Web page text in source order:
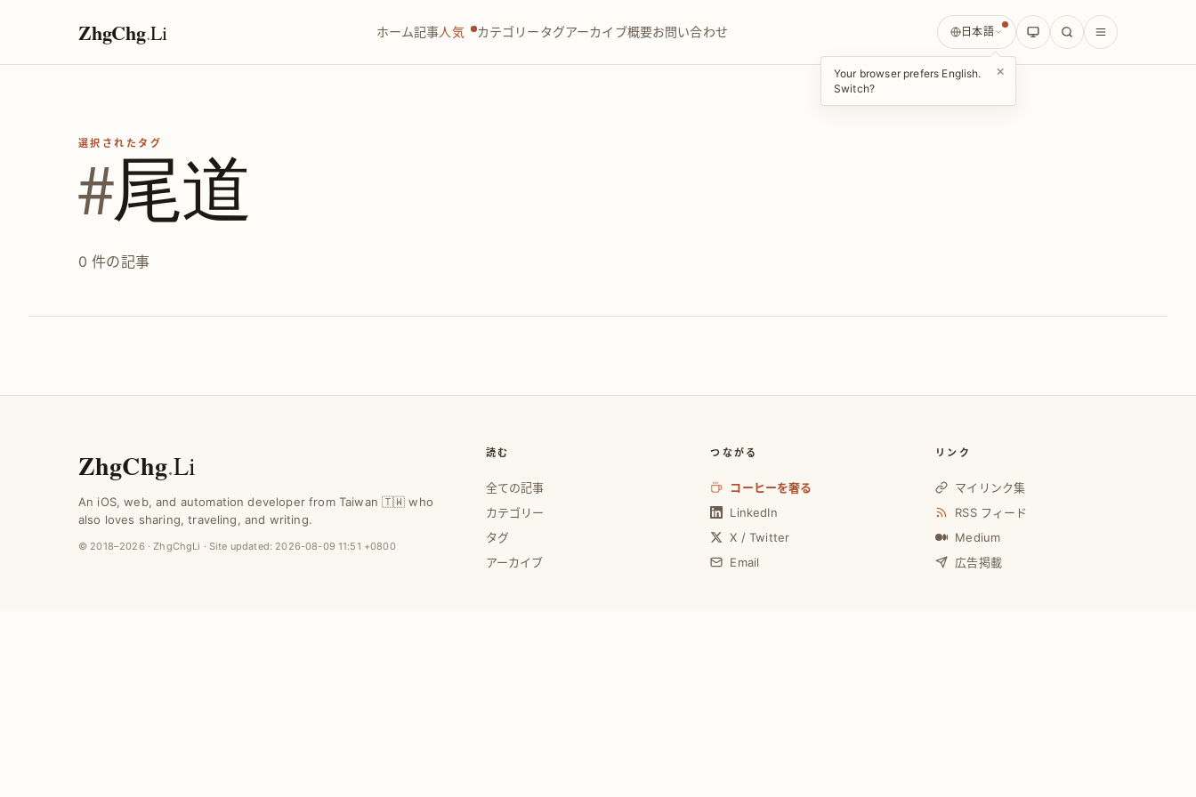
ZhgChg.Li ホーム記事人気 カテゴリータグアーカイブ概要お問い合わせ 日本語
Your browser prefers English.
Switch?
×
選択されたタグ
#尾道
0 件の記事
ZhgChg.Li
An iOS, web, and automation developer from Taiwan 🇹🇼 who
also loves sharing, traveling, and writing.
© 2018–2026 · ZhgChgLi · Site updated: 2026-08-09 11:51 +0800
読む
全ての記事
カテゴリー
タグ
アーカイブ
つながる
コーヒーを奢る
LinkedIn
X / Twitter
Email
リンク
マイリンク集
RSS フィード
Medium
広告掲載